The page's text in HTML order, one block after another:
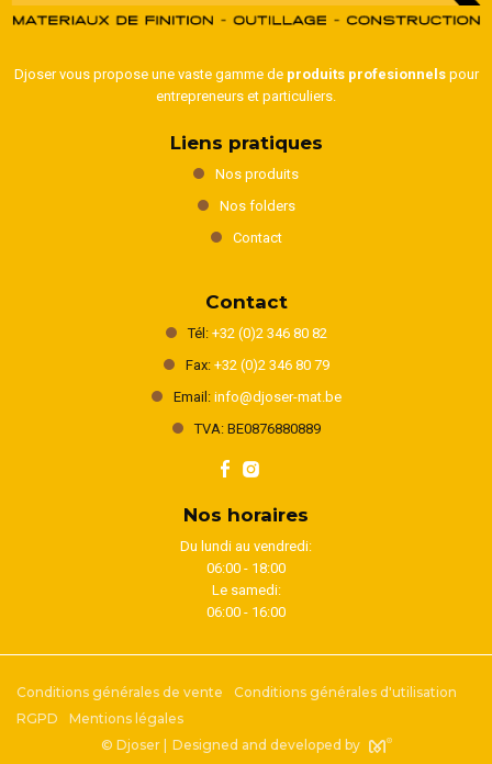
Djoser vous propose une vaste gamme de produits profesionnelspour
entrepreneurs et particuliers.
Liens pratiques
Nos produits
Nos folders
Contact
Contact
Tél: +32 (0)2 346 80 82
Fax: +32 (0)2 346 80 79
Email: info@djoser-mat.be
TVA: BE0876880889
Nos horaires
Du lundi au vendredi:
06:00 - 18:00
Le samedi:
06:00 - 16:00
Conditions générales de vente
Conditions générales d'utilisation
RGPD
Mentions légales
© Djoser |
Designed and developed by